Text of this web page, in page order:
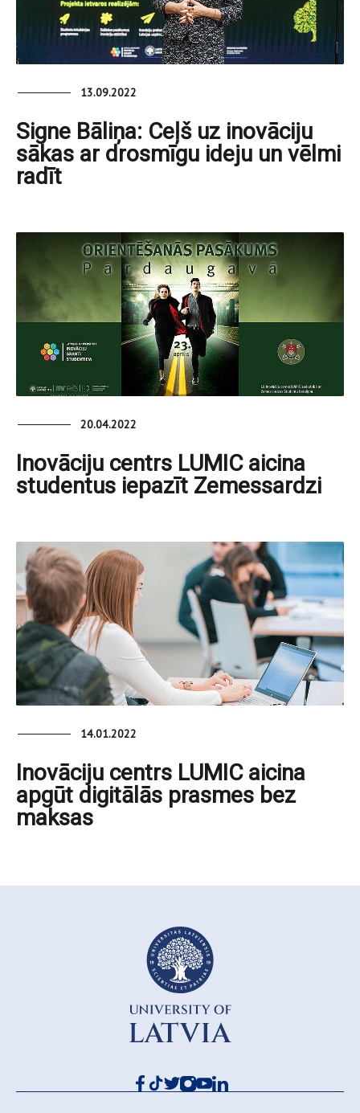
13.09.2022
Signe Bāliņa: Ceļš uz inovāciju
sākas ar drosmīgu ideju un vēlmi
radīt
20.04.2022
Inovāciju centrs LUMIC aicina
studentus iepazīt Zemessardzi
14.01.2022
Inovāciju centrs LUMIC aicina
apgūt digitālās prasmes bez
maksas